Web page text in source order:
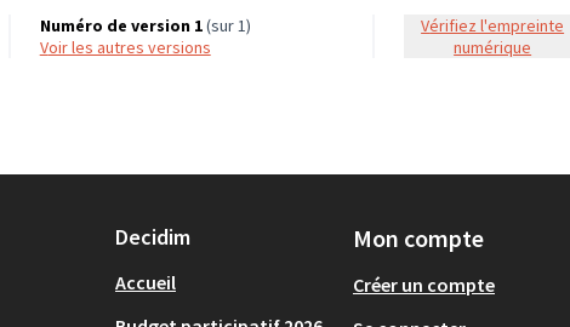
Numéro de version 1(sur 1)
voir les autres versions
Vérifiez l'empreinte
numérique
Decidim
Accueil
Mon compte
Créer un compte